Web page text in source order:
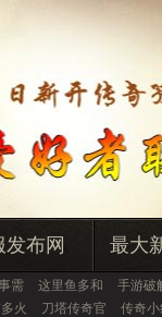
发布网 最大
需 这里鱼多和 手游破
火 刀塔传奇官 传奇小